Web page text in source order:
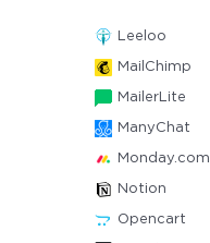
Leeloo
MailChimp
MailerLite
ManyChat
Monday.com
Notion
Opencart